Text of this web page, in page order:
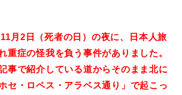
月2日（死者の日）の夜に、日本人旅
重症の怪我を負う事件がありました。
事で紹介している道からそのまま北に
セ・ロペス・アラベス通り」で起こっ